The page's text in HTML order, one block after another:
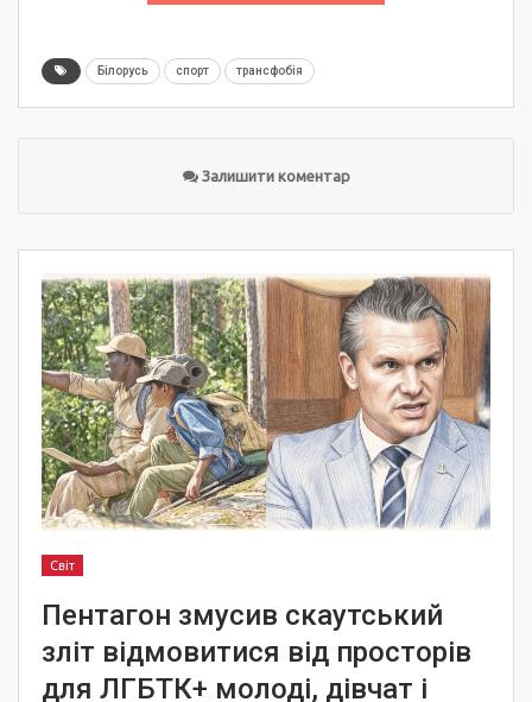
Білорусь спорт трансфобія
Залишити коментар
Світ
Пентагон змусив скаутський
зліт відмовитися від просторів
для ЛГБТК+ молоді, дівчат і